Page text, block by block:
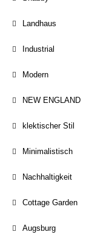
Landhaus
Industrial
Modern
NEW ENGLAND
klektischer Stil
Minimalistisch
Nachhaltigkeit
Cottage Garden
Augsburg